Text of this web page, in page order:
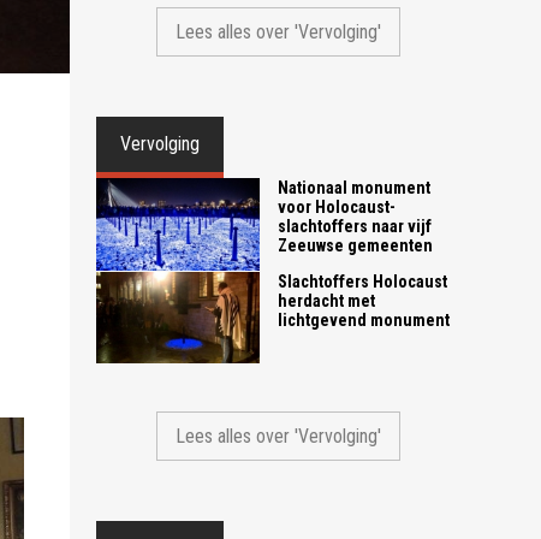
Lees alles over 'Vervolging'
Vervolging
Nationaal monument
voor Holocaust-
slachtoffers naar vijf
Zeeuwse gemeenten
Slachtoffers Holocaust
herdacht met
lichtgevend monument
Lees alles over 'Vervolging'